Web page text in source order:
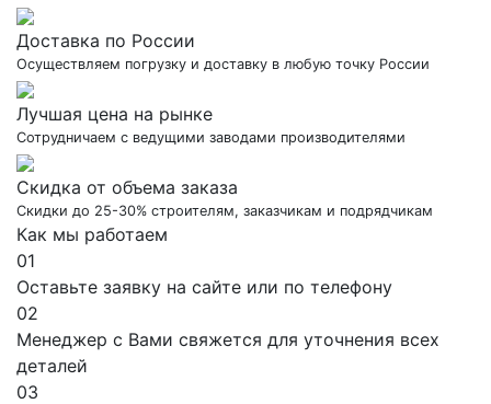
Доставка по России
Осуществляем погрузку и доставку в любую точку России
Лучшая цена на рынке
Сотрудничаем с ведущими заводами производителями
Скидка от объема заказа
Скидки до 25-30% строителям, заказчикам и подрядчикам
Как мы работаем
01
Оставьте заявку на сайте или по телефону
02
Менеджер с Вами свяжется для уточнения всех
деталей
03